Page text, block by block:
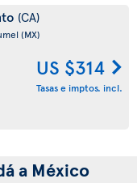
(CA)
(MX)
US $314
Tasas e imptos. incl.
a México